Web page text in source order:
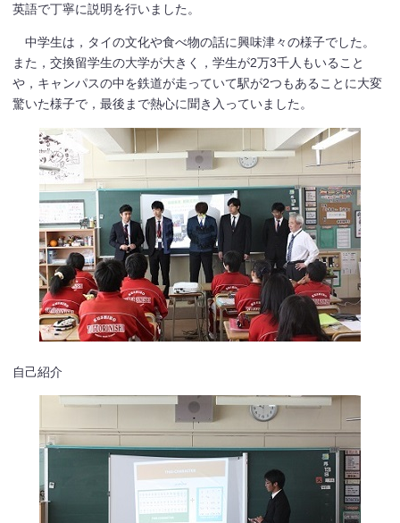
英語で丁寧に説明を行いました。
中学生は，タイの文化や食べ物の話に興味津々の様子でした。
また，交換留学生の大学が大きく，学生が2万3千人もいること
や，キャンパスの中を鉄道が走っていて駅が2つもあることに大変
驚いた様子で，最後まで熱心に聞き入っていました。
自己紹介